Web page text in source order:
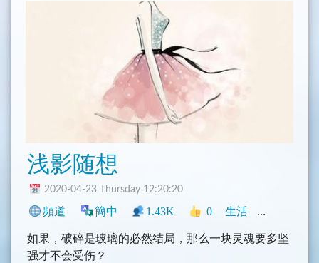
浅影随想
2020-04-23 Thursday 12:20:20
頻道 簡中 1.43K 0 生活 網誌
如果，破碎是玻璃的必然结局，那么一块灵魂要多坚
强才不会受伤？